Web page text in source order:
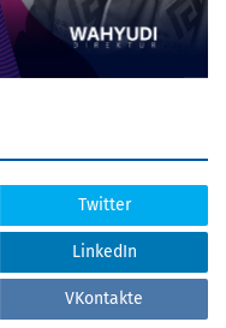
Twitter
LinkedIn
VKontakte